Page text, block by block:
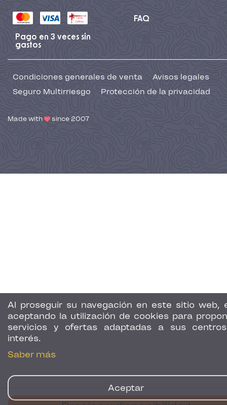
Al proseguir su navegación en este sitio web,
aceptando la utilización de cookies para
servicios y ofertas adaptadas a sus
interés.
Saber más
Aceptar
FAQ
Pago en 3 veces sin
gastos
Condiciones generales de venta
Avisos legales
Seguro Multirriesgo
Protección de la privacidad
Made with since 2007